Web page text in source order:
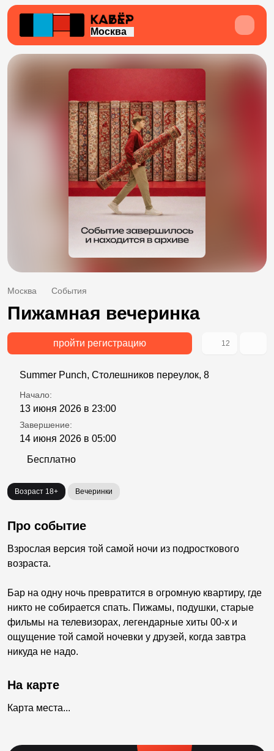
Москва
Москва События
Пижамная вечеринка
пройти регистрацию 12
Summer Punch, Столешников переулок, 8
Начало:
13 июня 2026 в 23:00
Завершение:
14 июня 2026 в 05:00
Бесплатно
Возраст 18+ Вечеринки
Про событие
Взрослая версия той самой ночи из подросткового
возраста.
Бар на одну ночь превратится в огромную квартиру, где
никто не собирается спать. Пижамы, подушки, старые
фильмы на телевизорах, легендарные хиты 00-х и
ощущение той самой ночевки у друзей, когда завтра
никуда не надо.
На карте
Карта места...